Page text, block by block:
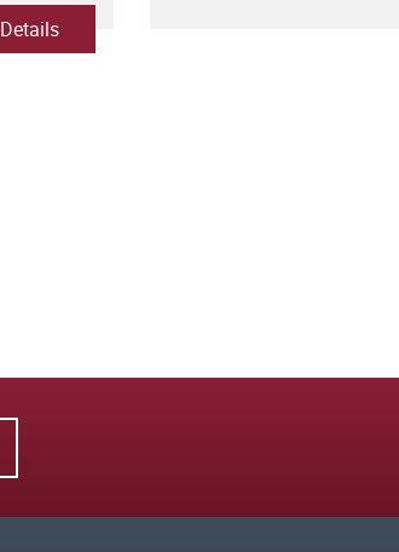
Details